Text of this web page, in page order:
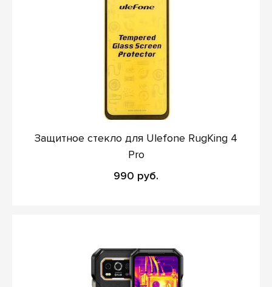
Защитное стекло для Ulefone RugKing 4
Pro
990 руб.